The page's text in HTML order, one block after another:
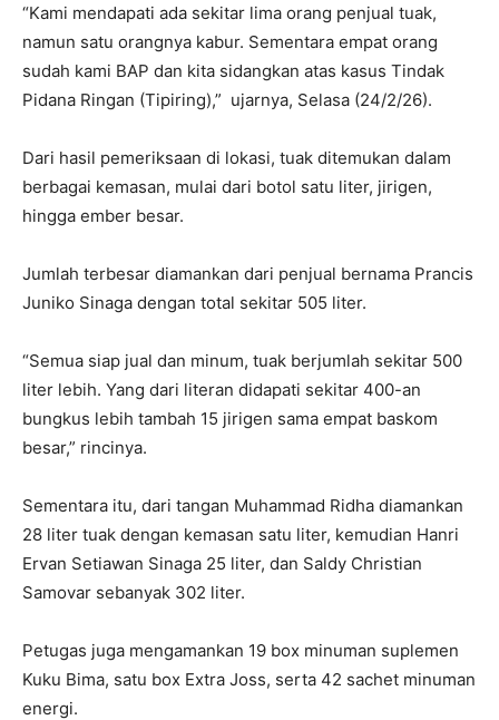
“Kami mendapati ada sekitar lima orang penjual tuak,
namun satu orangnya kabur. Sementara empat orang
sudah kami BAP dan kita sidangkan atas kasus Tindak
Pidana Ringan (Tipiring),” ujarnya, Selasa (24/2/26).
Dari hasil pemeriksaan di lokasi, tuak ditemukan dalam
berbagai kemasan, mulai dari botol satu liter, jirigen,
hingga ember besar.
Jumlah terbesar diamankan dari penjual bernama Prancis
Juniko Sinaga dengan total sekitar 505 liter.
“Semua siap jual dan minum, tuak berjumlah sekitar 500
liter lebih. Yang dari literan didapati sekitar 400-an
bungkus lebih tambah 15 jirigen sama empat baskom
besar,” rincinya.
Sementara itu, dari tangan Muhammad Ridha diamankan
28 liter tuak dengan kemasan satu liter, kemudian Hanri
Ervan Setiawan Sinaga 25 liter, dan Saldy Christian
Samovar sebanyak 302 liter.
Petugas juga mengamankan 19 box minuman suplemen
Kuku Bima, satu box Extra Joss, serta 42 sachet minuman
energi.